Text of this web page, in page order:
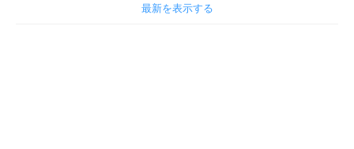
最新を表示する